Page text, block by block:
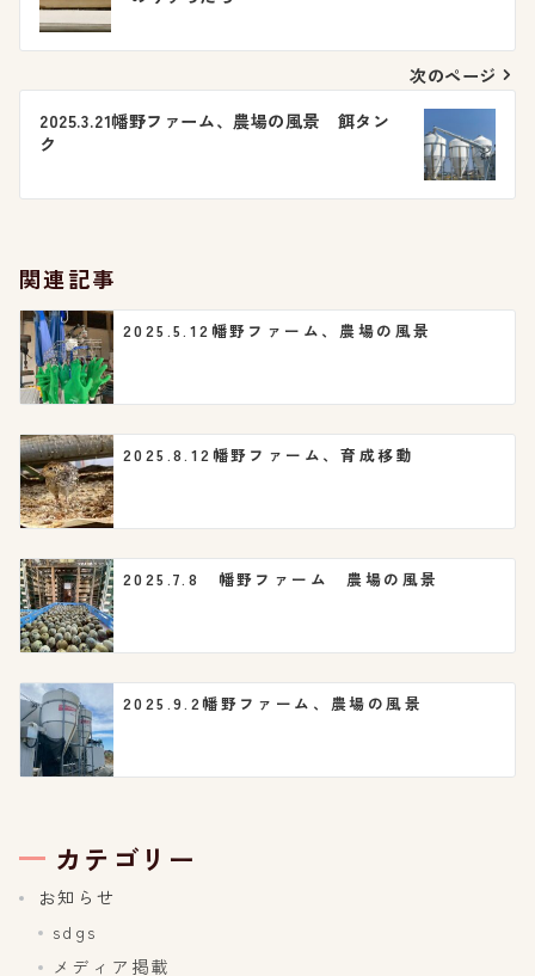
稿
ビ
シ
ョ
ン
次のページ
2025.3.21幡野ファーム、農場の風景 餌タン
ク
関連記事
2025.5.12幡野ファーム、農場の風景
2025.8.12幡野ファーム、育成移動
2025.7.8 幡野ファーム 農場の風景
2025.9.2幡野ファーム、農場の風景
カテゴリー
お知らせ
sdgs
メディア掲載